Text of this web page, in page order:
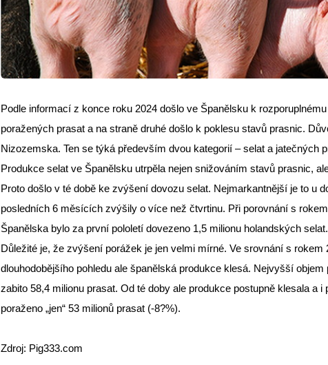
Podle informací z konce roku 2024 došlo ve Španělsku k
poražených prasat a na straně druhé došlo k poklesu stavů prasnic.
Nizozemska. Ten se týká především dvou kategorií – selat a jatečných
Produkce selat ve Španělsku utrpěla nejen snižováním stavů prasnic,
Proto došlo v té době ke zvýšení dovozu selat. Nejmarkantnější je to u
posledních 6 měsících zvýšily o více než čtvrtinu. Při porovnání s
Španělska bylo za první pololetí dovezeno 1,5 milionu holandských selat.
Důležité je, že zvýšení porážek je jen velmi mírné. Ve srovnání s
dlouhodobějšího pohledu ale španělská produkce klesá. Nejvyšší
zabito 58,4 milionu prasat. Od té doby ale produkce postupně klesala a
poraženo „jen“ 53 milionů prasat (-8?%).
Zdroj: Pig333.com